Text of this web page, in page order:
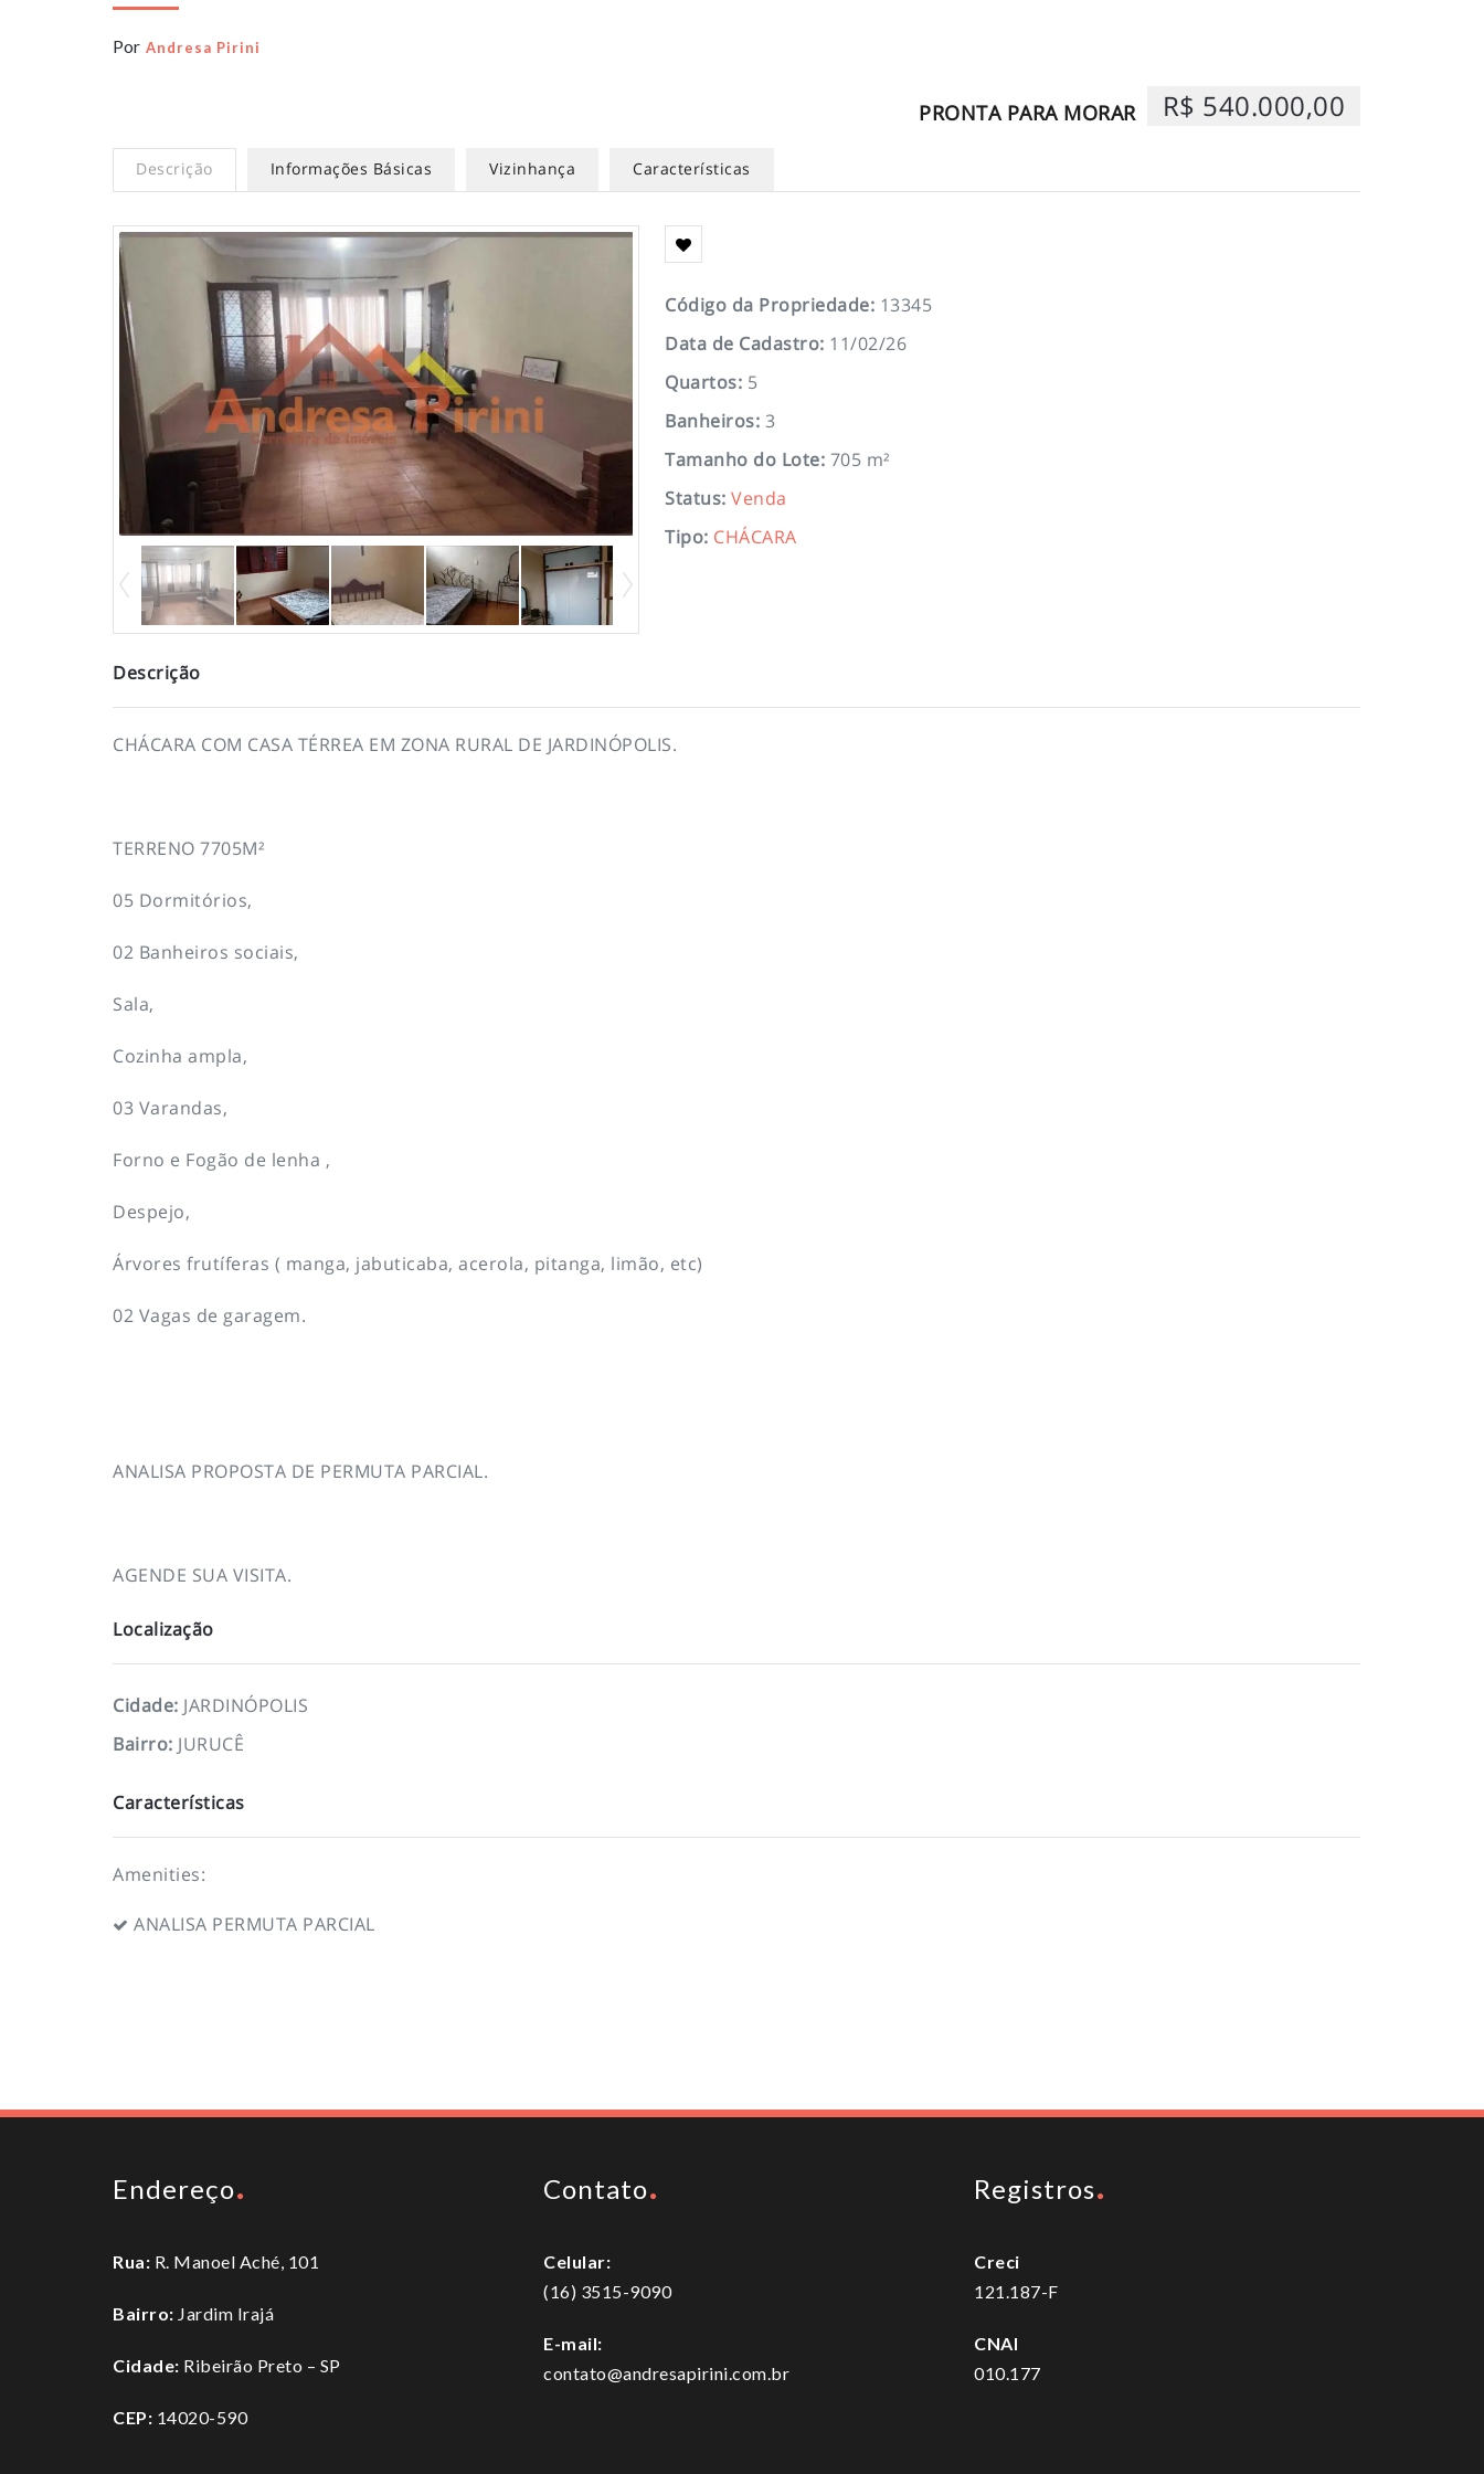
Por Andresa Pirini
PRONTA PARA MORAR R$ 540.000,00
Descrição Informações Básicas Vizinhança Características
Código da Propriedade: 13345
Data de Cadastro: 11/02/26
Quartos: 5
Banheiros: 3
Tamanho do Lote: 705 m²
Status: Venda
Tipo: CHÁCARA
Descrição
CHÁCARA COM CASA TÉRREA EM ZONA RURAL DE JARDINÓPOLIS.
TERRENO 7705M²
05 Dormitórios,
02 Banheiros sociais,
Sala,
Cozinha ampla,
03 Varandas,
Forno e Fogão de lenha ,
Despejo,
Árvores frutíferas ( manga, jabuticaba, acerola, pitanga, limão, etc)
02 Vagas de garagem.
ANALISA PROPOSTA DE PERMUTA PARCIAL.
AGENDE SUA VISITA.
Localização
Cidade: JARDINÓPOLIS
Bairro: JURUCÊ
Características
Amenities:
ANALISA PERMUTA PARCIAL
Endereço
Rua: R. Manoel Aché, 101
Bairro: Jardim Irajá
Cidade: Ribeirão Preto – SP
CEP: 14020-590
Contato
Celular:
(16) 3515-9090
E-mail:
contato@andresapirini.com.br
Registros
Creci
121.187-F
CNAI
010.177